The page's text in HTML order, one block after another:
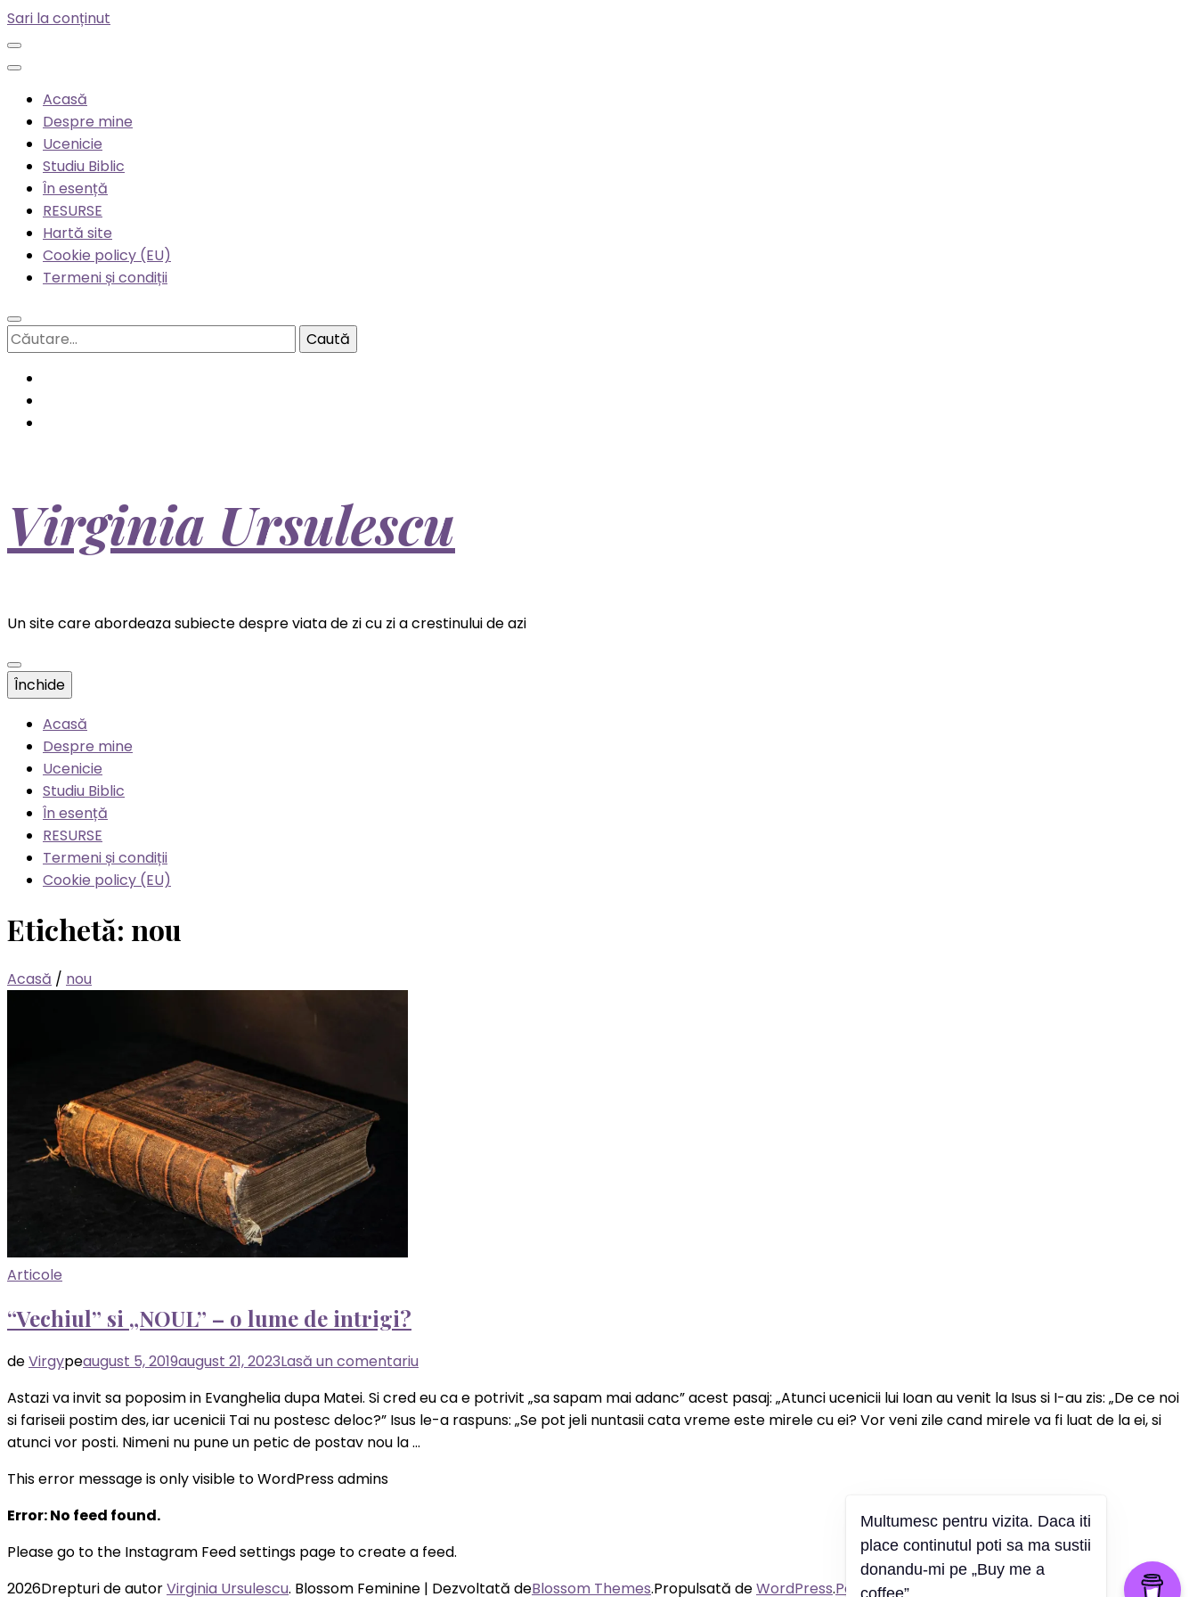
Sari la conținut
Acasă
Despre mine
Ucenicie
Studiu Biblic
În esență
RESURSE
Hartă site
Cookie policy (EU)
Termeni și condiții
Caută
după:
Virginia Ursulescu
Un site care abordeaza subiecte despre viata de zi cu zi a crestinului de azi
Închide
Acasă
Despre mine
Ucenicie
Studiu Biblic
În esență
RESURSE
Termeni și condiții
Cookie policy (EU)
Etichetă: nou
Acasă / nou
Articole
“Vechiul” si „NOUL” – o lume de intrigi?
deVirgypeaugust 5, 2019august 21, 2023Lasă un comentariula
si
„NOUL”
–
Astazi va invit sa poposim in Evanghelia dupa Matei. Si cred eu ca e potrivit „sa sapam mai adanc” acest pasaj: „Atunci ucenicii lui Ioan au venit la Isus si I-au zis: „De ce noi
si fariseii postim des, iar ucenicii Tai nu postesc deloc?” Isus le-a raspuns: „Se pot jeli nuntasii cata vreme este mirele cu ei? Vor veni zile cand mirele va fi luat de la ei, si
atunci vor posti. Nimeni nu pune un petic de postav nou la …
This error message is only visible to WordPress admins
Error: No feed found.
Please go to the Instagram Feed settings page to create a feed.
2026Drepturi de autorVirginia Ursulescu. Blossom Feminine | Dezvoltată deBlossom Themes.Propulsată deWordPress.Politica de confidențialitate
Multumesc pentru vizita. Daca iti
place continutul poti sa ma sustii
donandu-mi pe „Buy me a
coffee”